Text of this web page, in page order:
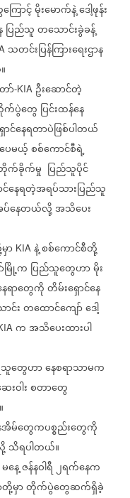
ြောင့်မိုးမောက်နဲ့ဒေါ့ဖုန်း
ပြည်သူတသောင်းခွဲခန့်
သတင်းပြန်ကြားရေးဌာန
ာ်-KIA ဦးဆောင်တဲ့
ပွဲတွေ ပြင်းထန်နေ
ာင်နေရတာပဲဖြစ်ပါတယ်
ေမယ့်စစ်ကောင်စီရဲ့
က်ခိုက်မှု ပြည်သူပိုင်
င်နေရတဲ့အရပ်သားပြည်သူ
နေတယ်လို့အသိပေး
ာ KIA နဲ့စစ်ကောင်စီတို့
မြို့က ပြည်သူတွေဟာမိုး
ရာတွေကိုတိမ်းရှောင်နေ
င်းတထောင်ကျော်ဒေါ့
ကအသိပေးထားပါ
တွေဟာနေစရာသာမက
းဝါးစတာတွေ
အိမ်တွေကပစ္စည်းတွေကို
သိရပါတယ်။
မနေ့ဇန်နဝါရီ၂ရက်နေက
တို့မှာတိုက်ပွဲတွေဆက်ရှိခဲ့